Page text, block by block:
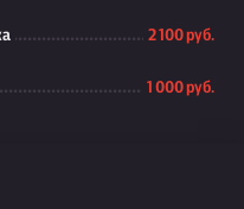
2 100 руб.
1 000 руб.